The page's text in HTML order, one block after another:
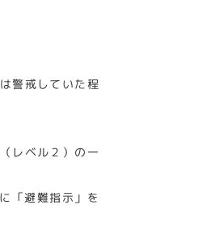
警戒していた程
レベル２）の一
「避難指示」を